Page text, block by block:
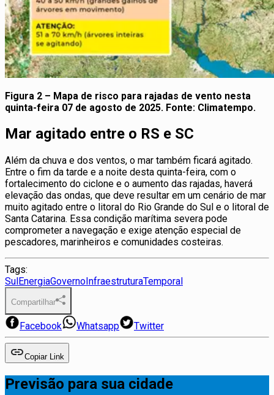
Figura 2 – Mapa de risco para rajadas de vento nesta
quinta-feira 07 de agosto de 2025. Fonte: Climatempo.
Mar agitado entre o RS e SC
Além da chuva e dos ventos, o mar também ficará agitado.
Entre o fim da tarde e a noite desta quinta-feira, com o
fortalecimento do ciclone e o aumento das rajadas, haverá
elevação das ondas, que deve resultar em um cenário de mar
muito agitado entre o litoral do Rio Grande do Sul e o litoral de
Santa Catarina. Essa condição marítima severa pode
comprometer a navegação e exige atenção especial de
pescadores, marinheiros e comunidades costeiras.
Tags:
Sul EnergiaGoverno InfraestruturaTemporal
Compartilhar
Facebook Whatsapp Twitter
Copiar Link
Previsão para sua cidade